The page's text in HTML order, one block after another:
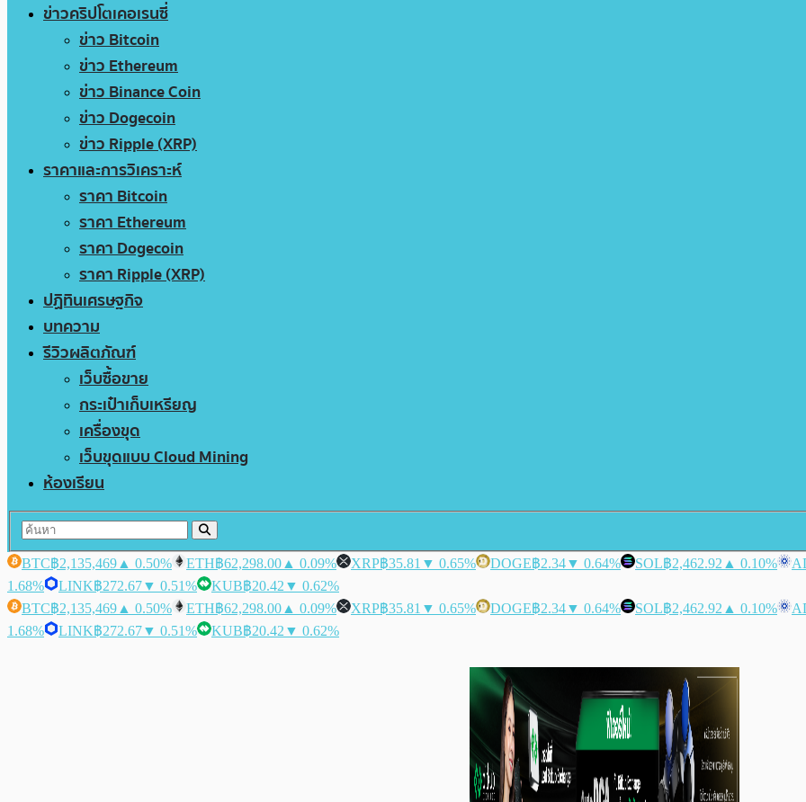
ข่าวคริปโตเคอเรนซี่
ข่าว Bitcoin
ข่าว Ethereum
ข่าว Binance Coin
ข่าว Dogecoin
ข่าว Ripple (XRP)
ราคาและการวิเคราะห์
ราคา Bitcoin
ราคา Ethereum
ราคา Dogecoin
ราคา Ripple (XRP)
ปฏิทินเศรษฐกิจ
บทความ
รีวิวผลิตภัณฑ์
เว็บซื้อขาย
กระเป๋าเก็บเหรียญ
เครื่องขุด
เว็บขุดแบบ Cloud Mining
ห้องเรียน
BTC฿2,135,469 ▲ 0.50% ETH฿62,298.00 ▲ 0.09% XRP฿35.81 ▼ 0.65% DOGE฿2.34▼ 0.64% SOL฿2,462.92 ▲ 0.10%
1.68%
LINK฿272.67▼ 0.51% KUB฿20.42 ▼ 0.62%
BTC฿2,135,469 ▲ 0.50% ETH฿62,298.00 ▲ 0.09% XRP฿35.81 ▼ 0.65% DOGE฿2.34▼ 0.64% SOL฿2,462.92 ▲ 0.10%
1.68%
LINK฿272.67▼ 0.51% KUB฿20.42 ▼ 0.62%